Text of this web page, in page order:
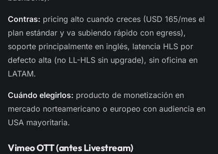
Contras: pricing alto cuando creces (USD 165/mes el
plan estándar y va subiendo rápido con egress),
soporte principalmente en inglés, latencia HLS por
defecto alta (no LL-HLS sin upgrade), sin oficina en
LATAM.
Cuándo elegirlos: producto de monetización en
mercado norteamericano o europeo con audiencia en
USA mayoritaria.
Vimeo OTT (antes Livestream)